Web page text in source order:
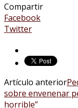
Compartir
Facebook
Twitter
Artículo anterior
sobre envenenar
horrible”